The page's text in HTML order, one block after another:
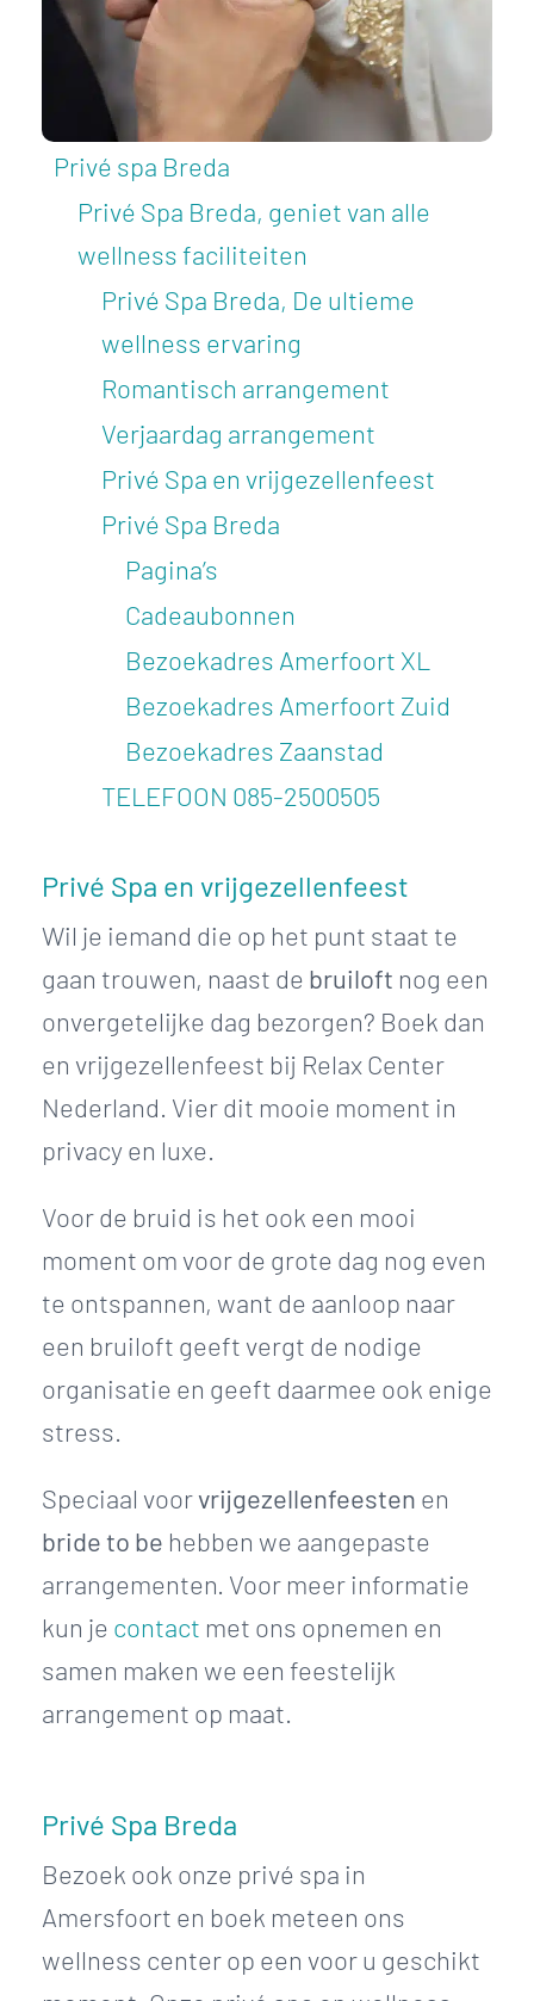
Privé spa Breda
Privé Spa Breda, geniet van alle
wellness faciliteiten
Privé Spa Breda, De ultieme
wellness ervaring
Romantisch arrangement
Verjaardag arrangement
Privé Spa en vrijgezellenfeest
Privé Spa Breda
Pagina’s
Cadeaubonnen
Bezoekadres Amerfoort XL
Bezoekadres Amerfoort Zuid
Bezoekadres Zaanstad
TELEFOON 085-2500505
Privé Spa en vrijgezellenfeest
Wil je iemand die op het punt staat te
gaan trouwen, naast de bruiloft nog een
onvergetelijke dag bezorgen? Boek dan
en vrijgezellenfeest bij Relax Center
Nederland. Vier dit mooie moment in
privacy en luxe.
Voor de bruid is het ook een mooi
moment om voor de grote dag nog even
te ontspannen, want de aanloop naar
een bruiloft geeft vergt de nodige
organisatie en geeft daarmee ook enige
stress.
Speciaal voorvrijgezellenfeesten en
bride to be hebben we aangepaste
arrangementen. Voor meer informatie
kun je contact met ons opnemen en
samen maken we een feestelijk
arrangement op maat.
Privé Spa Breda
Bezoek ook onze privé spa in
Amersfoort en boek meteen ons
wellness center op een voor u geschikt